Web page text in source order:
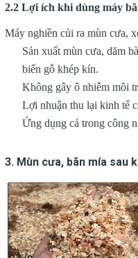
2.2 Lợi ích khi dùng máy
Máy nghiền củi ra mùn cưa,
Sản xuất mùn cưa, dăm
biến gỗ khép kín.
Không gây ô nhiễm môi
Lợi nhuận thu lại kinh tế
Ứng dụng cả trong công
3. Mùn cưa, bãn mía sau